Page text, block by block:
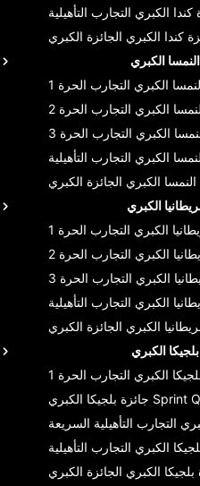
كندا الكبري التجارب التأهيلية
كندا الكبري الجائزة الكبري
الكبري
الكبري التجارب الحرة 1
الكبري التجارب الحرة 2
الكبري التجارب الحرة 3
الكبري التجارب التأهيلية
النمسا الكبري الجائزة الكبري
الكبري
الكبري التجارب الحرة 1
الكبري التجارب الحرة 2
الكبري التجارب الحرة 3
الكبري التجارب التأهيلية
الكبري الجائزة الكبري
الكبري
الكبري التجارب الحرة 1
جائزة بلجيكا الكبري Sprint
التجارب التأهيلية السريعة
الكبري التجارب التأهيلية
بلجيكا الكبري الجائزة الكبري